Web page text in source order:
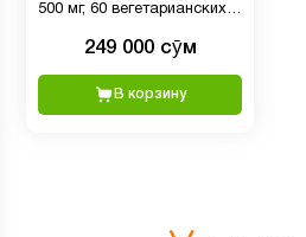
500 мг, 60 вегетарианских
249 000 сӯм
В корзину